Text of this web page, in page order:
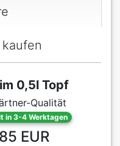
0,5l Topf
Qualität
in 3-4 Werktagen
EUR